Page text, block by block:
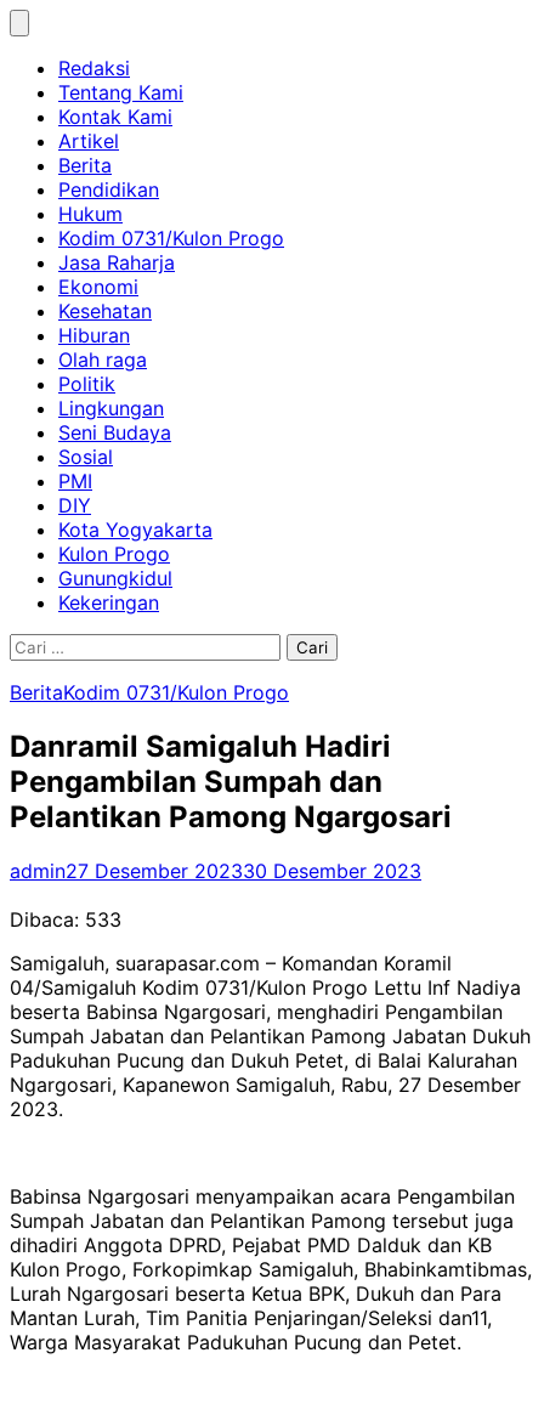
Skip
contentRedaksi
Tentang Kami
Kontak Kami
Artikel
Berita
Pendidikan
Hukum
Kodim 0731/Kulon Progo
Jasa Raharja
Ekonomi
Kesehatan
Hiburan
Olah raga
Politik
Lingkungan
Seni Budaya
Sosial
PMI
DIY
Kota Yogyakarta
Kulon Progo
Gunungkidul
Kekeringan
Cari
BeritaKodim 0731/Kulon Progo
Danramil Samigaluh Hadiri
Pengambilan Sumpah dan
Pelantikan Pamong Ngargosari
admin27 Desember 202330 Desember 2023
Dibaca: 533
Samigaluh, suarapasar.com – Komandan Koramil
04/Samigaluh Kodim 0731/Kulon Progo Lettu Inf Nadiya
beserta Babinsa Ngargosari, menghadiri Pengambilan
Sumpah Jabatan dan Pelantikan Pamong Jabatan Dukuh
Padukuhan Pucung dan Dukuh Petet, di Balai Kalurahan
Ngargosari, Kapanewon Samigaluh, Rabu, 27 Desember
2023.
Babinsa Ngargosari menyampaikan acara Pengambilan
Sumpah Jabatan dan Pelantikan Pamong tersebut juga
dihadiri Anggota DPRD, Pejabat PMD Dalduk dan KB
Kulon Progo, Forkopimkap Samigaluh, Bhabinkamtibmas,
Lurah Ngargosari beserta Ketua BPK, Dukuh dan Para
Mantan Lurah, Tim Panitia Penjaringan/Seleksi dan11,
Warga Masyarakat Padukuhan Pucung dan Petet.